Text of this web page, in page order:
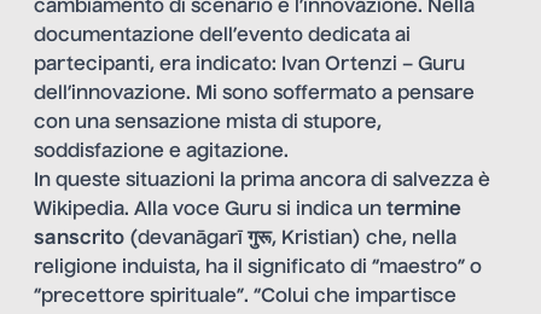
cambiamento di scenario e l’innovazione. Nella
documentazione dell’evento dedicata ai
partecipanti, era indicato: Ivan Ortenzi – Guru
dell’innovazione. Mi sono soffermato a pensare
con una sensazione mista di stupore,
soddisfazione e agitazione.
In queste situazioni la prima ancora di salvezza è
Wikipedia. Alla voce Guru si indica un termine
sanscrito (devanāgarī गुरू, Kristian) che, nella
religione induista, ha il significato di “maestro” o
“precettore spirituale”. “Colui che impartisce